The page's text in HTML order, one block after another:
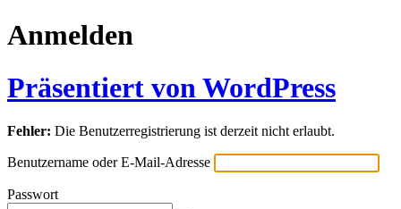
Anmelden
Präsentiert von WordPress
Fehler: Die Benutzerregistrierung ist derzeit nicht erlaubt.
Benutzername oder E-Mail-Adresse
Passwort